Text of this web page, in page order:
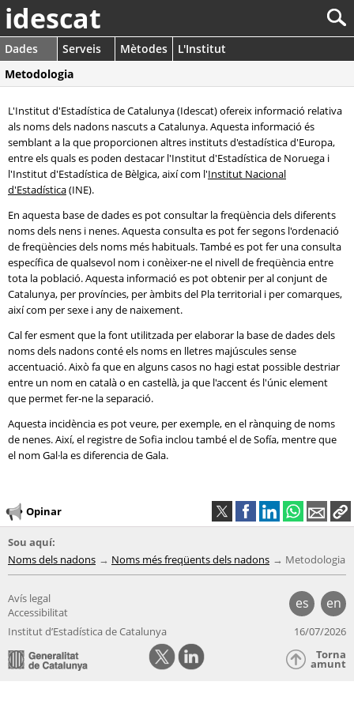
idescat
Dades Serveis Mètodes
L'Institut
Metodologia
L'Institut d'Estadística de Catalunya (Idescat) ofereix informació relativa
als noms dels nadons nascuts a Catalunya. Aquesta informació és
semblant a la que proporcionen altres instituts d'estadística d'Europa,
entre els quals es poden destacar l'Institut d'Estadística de Noruega i
l'Institut d'Estadística de Bèlgica, així com l'Institut Nacional
d'Estadística(INE).
En aquesta base de dades es pot consultar la freqüència dels diferents
noms dels nens i nenes. Aquesta consulta es pot fer segons l'ordenació
de freqüències dels noms més habituals. També es pot fer una consulta
específica de qualsevol nom i conèixer-ne el nivell de freqüència entre
tota la població. Aquesta informació es pot obtenir per al conjunt de
Catalunya, per províncies, per àmbits del Pla territorial i per comarques,
així com per sexe i any de naixement.
Cal fer esment que la font utilitzada per elaborar la base de dades dels
noms dels nadons conté els noms en lletres majúscules sense
accentuació. Això fa que en alguns casos no hagi estat possible destriar
entre un nom en català o en castellà, ja que l'accent és l'únic element
que permet fer-ne la separació.
Aquesta incidència es pot veure, per exemple, en el rànquing de noms
de nenes. Així, el registre de Sofia inclou també el de Sofía, mentre que
el nom Gal·la es diferencia de Gala.
Opinar
Sou aquí:
Noms dels nadons
Noms més freqüents dels nadons Metodologia
es en
Avís legal
Accessibilitat
Institut d’Estadística de Catalunya
16/07/2026
Torna
amunt